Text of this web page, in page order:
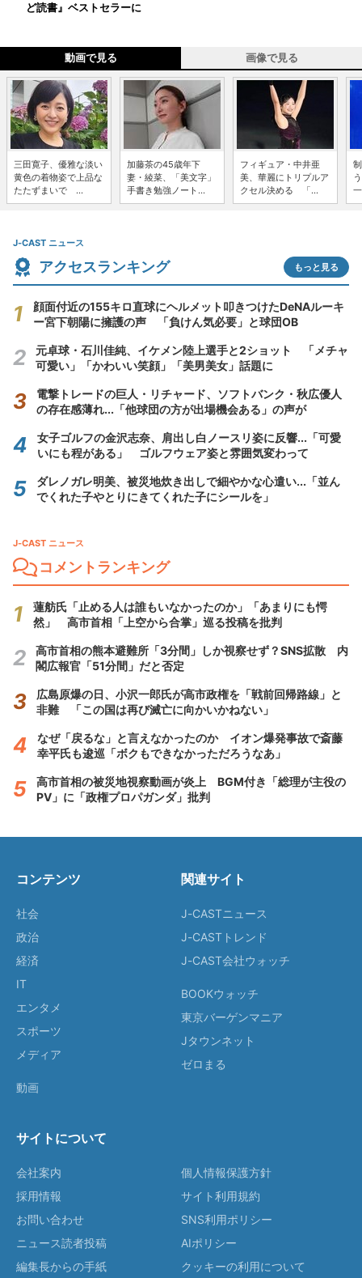
ど読書』ベストセラーに
動画で見る 画像で見る
三田寛子、優雅な淡い
黄色の着物姿で上品な
たたずまいで ...
加藤茶の45歳年下
妻・綾菜、「美文字」
手書き勉強ノート...
フィギュア・中井亜
美、華麗にトリプルア
クセル決める 「...
J-CAST ニュース
アクセスランキング もっと見る
顔面付近の155キロ直球にヘルメット叩きつけたDeNAルーキ
ー宮下朝陽に擁護の声 「負けん気必要」と球団OB
元卓球・石川佳純、イケメン陸上選手と2ショット 「メチャ
可愛い」「かわいい笑顔」「美男美女」話題に
電撃トレードの巨人・リチャード、ソフトバンク・秋広優人
の存在感薄れ...「他球団の方が出場機会ある」の声が
女子ゴルフの金沢志奈、肩出し白ノースリ姿に反響...「可愛
いにも程がある」 ゴルフウェア姿と雰囲気変わって
ダレノガレ明美、被災地炊き出しで細やかな心遣い...「並ん
でくれた子やとりにきてくれた子にシールを」
J-CAST ニュース
コメントランキング
蓮舫氏「止める人は誰もいなかったのか」「あまりにも愕
然」 高市首相「上空から合掌」巡る投稿を批判
高市首相の熊本避難所「3分間」しか視察せず？SNS拡散 内
閣広報官「51分間」だと否定
広島原爆の日、小沢一郎氏が高市政権を「戦前回帰路線」と
非難 「この国は再び滅亡に向かいかねない」
なぜ「戻るな」と言えなかったのか イオン爆発事故で斎藤
幸平氏も逡巡「ボクもできなかっただろうなあ」
高市首相の被災地視察動画が炎上 BGM付き「総理が主役の
PV」に「政権プロパガンダ」批判
コンテンツ
社会
政治
経済
IT
エンタメ
スポーツ
メディア
動画
関連サイト
J-CASTニュース
J-CASTトレンド
J-CAST会社ウォッチ
BOOKウォッチ
東京バーゲンマニア
Jタウンネット
ゼロまる
サイトについて
会社案内
採用情報
お問い合わせ
ニュース読者投稿
編集長からの手紙
個人情報保護方針
サイト利用規約
SNS利用ポリシー
AIポリシー
クッキーの利用について